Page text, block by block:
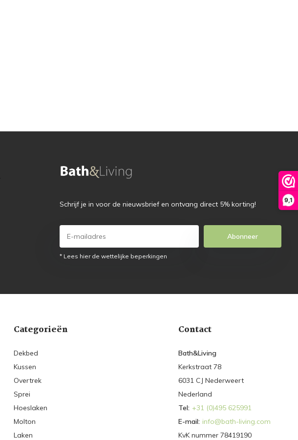
9,1
Schrijf je in voor de nieuwsbrief en ontvang direct 5% korting!
Abonneer
* Lees hier de wettelijke beperkingen
Categorieën
Dekbed
Kussen
Overtrek
Sprei
Hoeslaken
Molton
Laken
Contact
Bath&Living
Kerkstraat 78
6031 CJ Nederweert
Nederland
Tel: +31 (0)495 625991
E-mail: info@bath-living.com
KvK nummer 78419190